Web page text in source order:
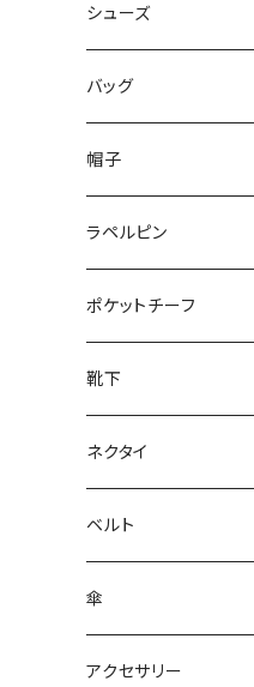
50/XL～
48/L
50/XL～
46/M
48/L
50/XL～
～44/S
46/M
48/L
50/XL～
シューズ
～25.5cm
26cm～
27cm～
28cm～
バッグ
帽子
ラペルピン
ポケットチーフ
靴下
ネクタイ
ベルト
傘
アクセサリー